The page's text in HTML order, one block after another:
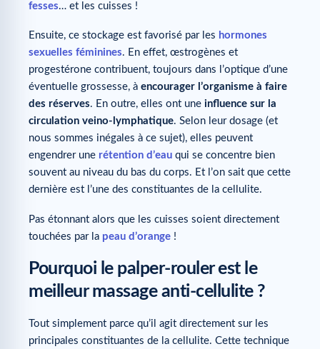
fesses… et les cuisses !
Ensuite, ce stockage est favorisé par les hormones
sexuelles féminines. En effet, œstrogènes et
progestérone contribuent, toujours dans l’optique d’une
éventuelle grossesse, à encourager l’organisme à faire
des réserves. En outre, elles ont une influence sur la
circulation veino-lymphatique. Selon leur dosage (et
nous sommes inégales à ce sujet), elles peuvent
engendrer une rétention d’eau qui se concentre bien
souvent au niveau du bas du corps. Et l’on sait que cette
dernière est l’une des constituantes de la cellulite.
Pas étonnant alors que les cuisses soient directement
touchées par la peau d’orange !
Pourquoi le palper-rouler est le
meilleur massage anti-cellulite ?
Tout simplement parce qu’il agit directement sur les
principales constituantes de la cellulite. Cette technique